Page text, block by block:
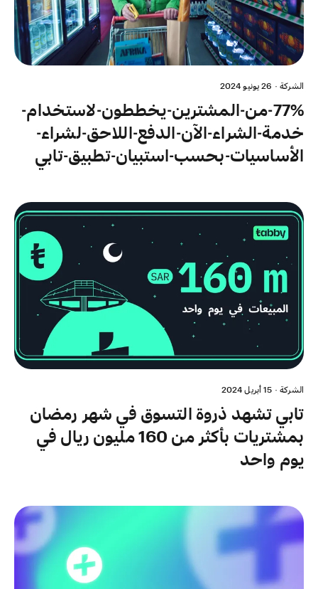
الشركة· 26 يونيو 2024
77%-من-المشترين-يخططون-لاستخدام-
خدمة-الشراء-الآن-الدفع-اللاحق-لشراء-
الأساسيات-بحسب-استبيان-تطبيق-تابي
الشركة· 15 أبريل 2024
تابي تشهد ذروة التسوق في شهر رمضان
بمشتريات بأكثر من 160 مليون ريال في
يوم واحد